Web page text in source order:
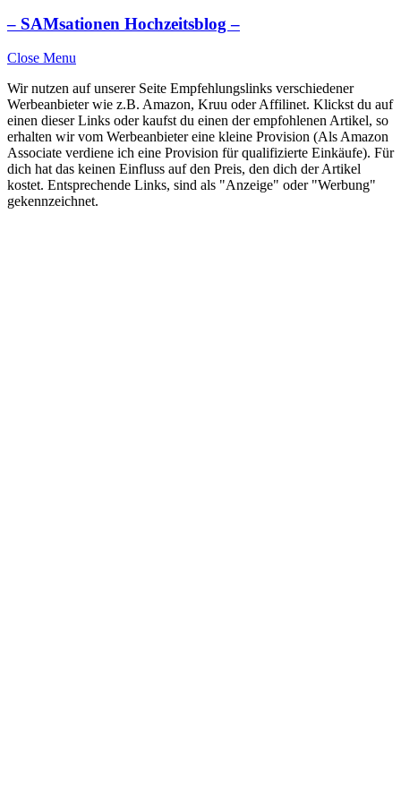
– SAMsationen Hochzeitsblog –
Close Menu
Wir nutzen auf unserer Seite Empfehlungslinks verschiedener
Werbeanbieter wie z.B. Amazon, Kruu oder Affilinet. Klickst du auf
einen dieser Links oder kaufst du einen der empfohlenen Artikel, so
erhalten wir vom Werbeanbieter eine kleine Provision (Als Amazon
Associate verdiene ich eine Provision für qualifizierte Einkäufe). Für
dich hat das keinen Einfluss auf den Preis, den dich der Artikel
kostet. Entsprechende Links, sind als "Anzeige" oder "Werbung"
gekennzeichnet.